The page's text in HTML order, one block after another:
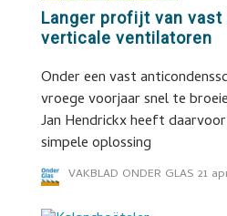
Langer profijt van
verticale ventilatoren
Onder een vast
vroege voorjaar snel te
Jan Hendrickx heeft
simpele oplossing
VAKBLAD ONDER GLAS 21